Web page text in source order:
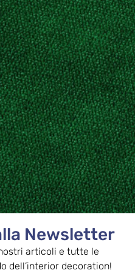
Ci vuole coraggio per decidere e ci
diversi dalla concorrenza. Tutto
Ma fare impresa è rischio…
con
Newsletter
articoli e tutte le
dell’interior decoration!